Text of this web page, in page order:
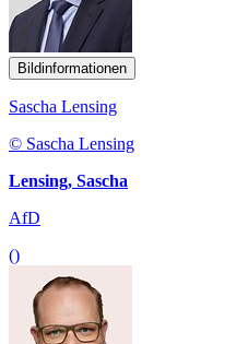
Bildinformationen
Sascha Lensing
© Sascha Lensing
Lensing, Sascha
AfD
()